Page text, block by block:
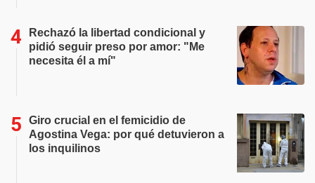
Rechazó la libertad condicional y
pidió seguir preso por amor: "Me
necesita él a mí"
Giro crucial en el femicidio de
Agostina Vega: por qué detuvieron a
los inquilinos